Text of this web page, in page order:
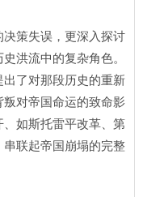
策失误，更深入探讨
洪流中的复杂角色。
了对那段历史的重新
对帝国命运的致命影
如斯托雷平改革、第
联起帝国崩塌的完整